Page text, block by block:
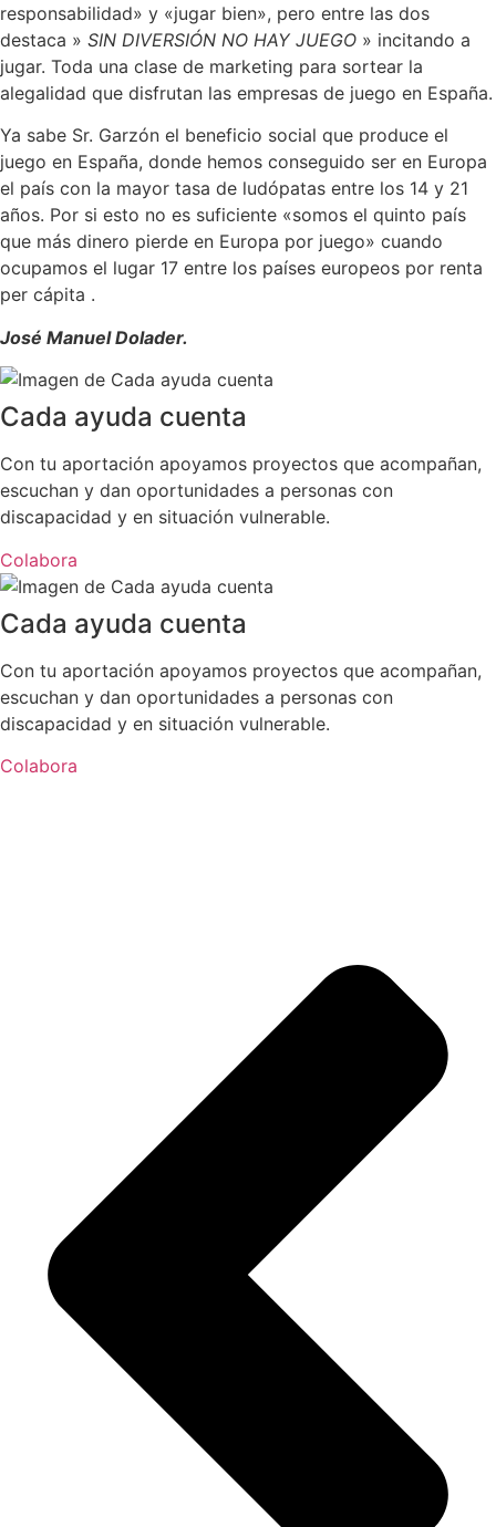
responsabilidad» y «jugar bien», pero entre las dos
destaca » SIN DIVERSIÓN NO HAY JUEGO » incitando a
jugar. Toda una clase de marketing para sortear la
alegalidad que disfrutan las empresas de juego en España.
Ya sabe Sr. Garzón el beneficio social que produce el
juego en España, donde hemos conseguido ser en Europa
el país con la mayor tasa de ludópatas entre los 14 y 21
años. Por si esto no es suficiente «somos el quinto país
que más dinero pierde en Europa por juego» cuando
ocupamos el lugar 17 entre los países europeos por renta
per cápita .
José Manuel Dolader.
Cada ayuda cuenta
Con tu aportación apoyamos proyectos que acompañan,
escuchan y dan oportunidades a personas con
discapacidad y en situación vulnerable.
Colabora
Cada ayuda cuenta
Con tu aportación apoyamos proyectos que acompañan,
escuchan y dan oportunidades a personas con
discapacidad y en situación vulnerable.
Colabora